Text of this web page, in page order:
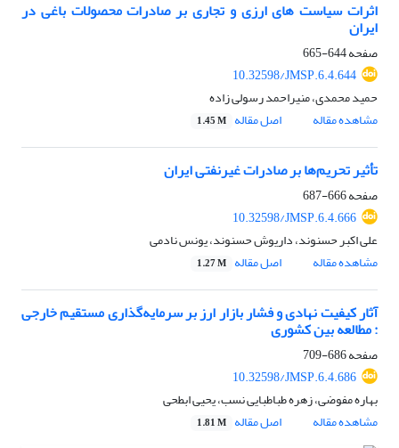
اثرات سیاست های ارزی و تجاری بر صادرات محصولات باغی در
ایران
صفحه644-665
10.32598/JMSP.6.4.644
حمید محمدی، منیراحمد رسولی زاده
مشاهده مقاله
اصل مقاله 1.45 M
تأثیر تحریم‌ها بر صادرات غیرنفتی ایران
صفحه666-687
10.32598/JMSP.6.4.666
علی اکبر حسنوند، داریوش حسنوند، یونس نادمی
مشاهده مقاله
اصل مقاله 1.27 M
آثار کیفیت نهادی و فشار بازار ارز بر سرمایه‌گذاری مستقیم خارجی
: مطالعه بین کشوری
صفحه686-709
10.32598/JMSP.6.4.686
بهاره مفوضی، زهره طباطبایی نسب، یحیی ابطحی
مشاهده مقاله
اصل مقاله 1.81 M